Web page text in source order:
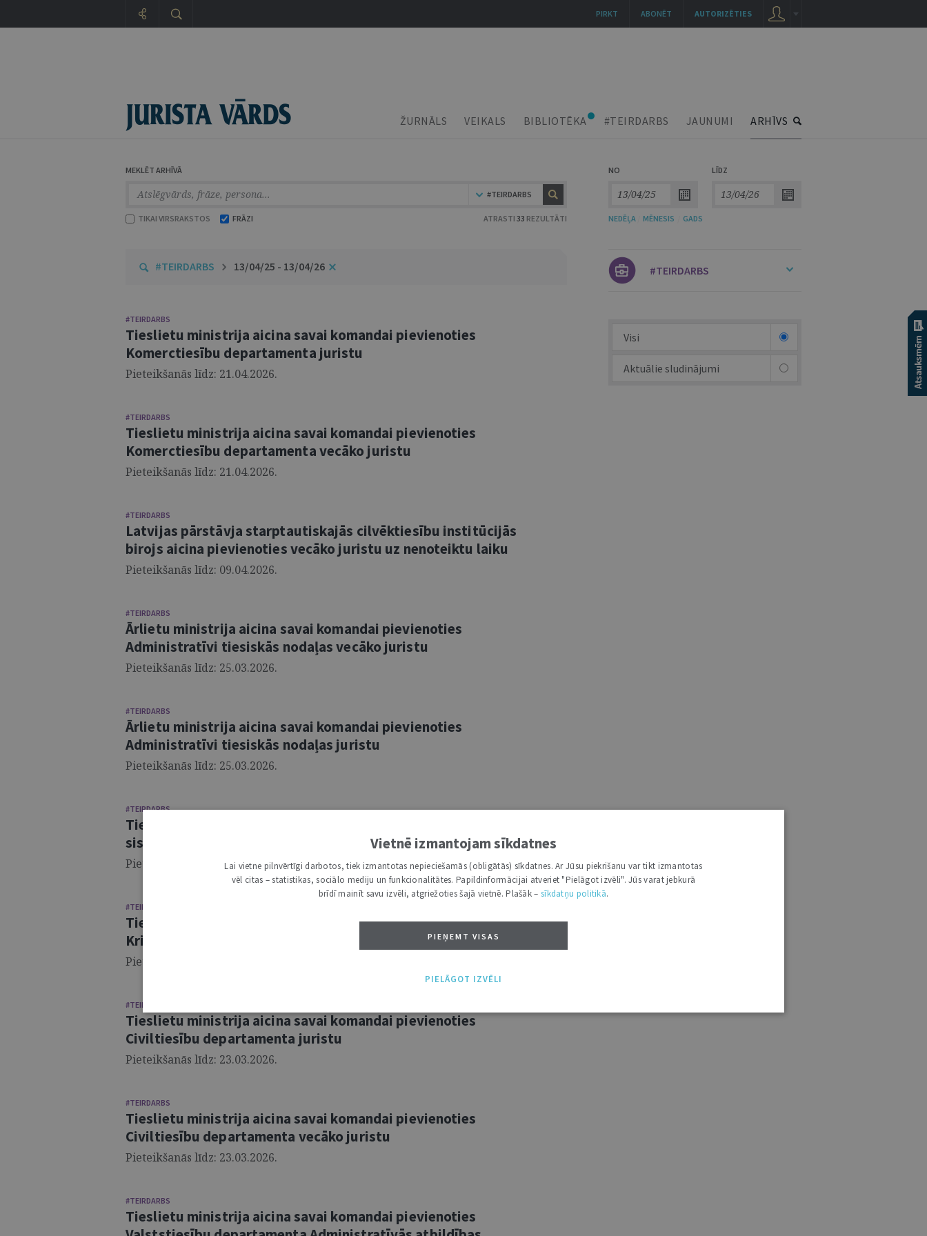
ŽURNĀLS VEIKALS BIBLIOTĒKA #TEIRDARBS JAUNUMI ARHĪVS
MEKLĒT ARHĪVĀ
#TEIRDARBS
TIKAI VIRSRAKSTOS FRĀZI ATRASTI 33 REZULTĀTI
NO LĪDZ
NEDĒĻA MĒNESIS GADS
#TEIRDARBS 13/04/25 - 13/04/26
#TEIRDARBS
Tieslietu ministrija aicina savai komandai pievienoties
Komerctiesību departamenta juristu
Pieteikšanās līdz: 21.04.2026.
#TEIRDARBS
Tieslietu ministrija aicina savai komandai pievienoties
Komerctiesību departamenta vecāko juristu
Pieteikšanās līdz: 21.04.2026.
#TEIRDARBS
Latvijas pārstāvja starptautiskajās cilvēktiesību institūcijās
birojs aicina pievienoties vecāko juristu uz nenoteiktu laiku
Pieteikšanās līdz: 09.04.2026.
#TEIRDARBS
Ārlietu ministrija aicina savai komandai pievienoties
Administratīvi tiesiskās nodaļas vecāko juristu
Pieteikšanās līdz: 25.03.2026.
#TEIRDARBS
Ārlietu ministrija aicina savai komandai pievienoties
Administratīvi tiesiskās nodaļas juristu
Pieteikšanās līdz: 25.03.2026.
#TEIRDARBS
Tieslietu ministrija aicina savai komandai pievienoties Tiesu
sistēmas politikas departamenta vecāko juristu
Pieteikšanās līdz: 26.03.2026.
#TEIRDARBS
Tieslietu ministrija aicina savai komandai pievienoties
Krimināltiesību departamenta vecāko juristu
Pieteikšanās līdz: 25.03.2026.
#TEIRDARBS
Tieslietu ministrija aicina savai komandai pievienoties
Civiltiesību departamenta juristu
Pieteikšanās līdz: 23.03.2026.
#TEIRDARBS
Tieslietu ministrija aicina savai komandai pievienoties
Civiltiesību departamenta vecāko juristu
Pieteikšanās līdz: 23.03.2026.
#TEIRDARBS
Tieslietu ministrija aicina savai komandai pievienoties
#TEIRDARBS
Visi
Aktuālie sludinājumi
AUTORIZĒTIES
ABONĒT
PIRKT
Vietnē izmantojam sīkdatnes
Lai vietne pilnvērtīgi darbotos, tiek izmantotas nepieciešamās (obligātās) sīkdatnes. Ar Jūsu piekrišanu var tikt izmantotas
vēl citas – statistikas, sociālo mediju un funkcionalitātes. Papildinformācijai atveriet "Pielāgot izvēli". Jūs varat jebkurā
brīdī mainīt savu izvēli, atgriežoties šajā vietnē. Plašāk – sīkdatņu politikā.
PIEŅEMT VISAS
PIELĀGOT IZVĒLI